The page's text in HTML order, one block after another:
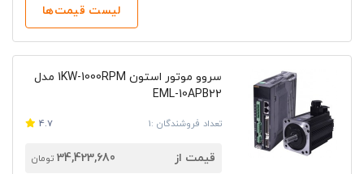
لیست قیمت‌ها
سروو موتور استون 1KW-1000RPM مدل
EML-10APB22
تعداد فروشندگان :1 4.7
قیمت از 34,423,680 تومان